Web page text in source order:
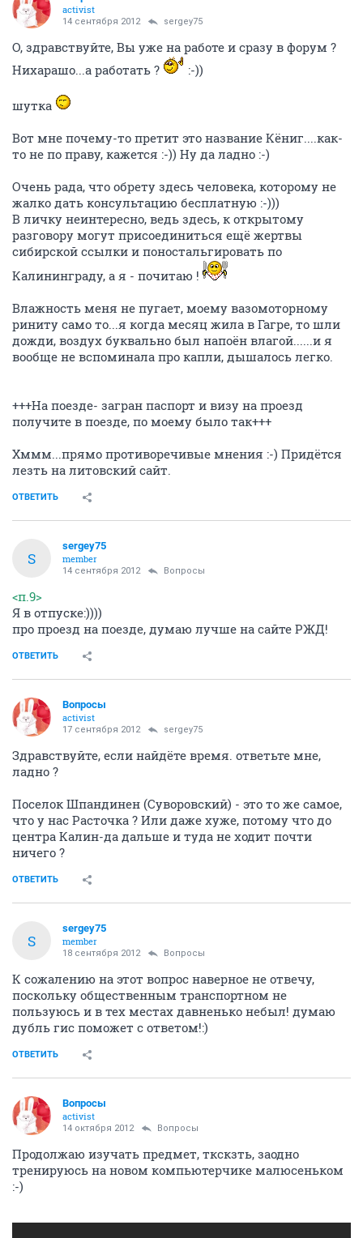
activist
14 сентября 2012 sergey75
О, здравствуйте, Вы уже на работе и сразу в форум ?
Нихарашо...а работать ?
:-))
шутка
Вот мне почему-то претит это название Кёниг....как-
то не по праву, кажется :-)) Ну да ладно :-)
Очень рада, что обрету здесь человека, которому не
жалко дать консультацию бесплатную :-)))
В личку неинтересно, ведь здесь, к открытому
разговору могут присоединиться ещё жертвы
сибирской ссылки и поностальгировать по
Калининграду, а я - почитаю !
Влажность меня не пугает, моему вазомоторному
риниту само то...я когда месяц жила в Гагре, то шли
дожди, воздух буквально был напоён влагой......и я
вообще не вспоминала про капли, дышалось легко.
+++На поезде- загран паспорт и визу на проезд
получите в поезде, по моему было так+++
Хммм...прямо противоречивые мнения :-) Придётся
лезть на литовский сайт.
ОТВЕТИТЬ
S
sergey75
member
14 сентября 2012 Вопросы
<п.9>
Я в отпуске:))))
про проезд на поезде, думаю лучше на сайте РЖД!
ОТВЕТИТЬ
Вопросы
activist
17 сентября 2012 sergey75
Здравствуйте, если найдёте время. ответьте мне,
ладно ?
Поселок Шпандинен (Суворовский) - это то же самое,
что у нас Расточка ? Или даже хуже, потому что до
центра Калин-да дальше и туда не ходит почти
ничего ?
ОТВЕТИТЬ
S
sergey75
member
18 сентября 2012 Вопросы
К сожалению на этот вопрос наверное не отвечу,
поскольку общественным транспортном не
пользуюсь и в тех местах давненько небыл! думаю
дубль гис поможет с ответом!:)
ОТВЕТИТЬ
Вопросы
activist
14 октября 2012 Вопросы
Продолжаю изучать предмет, ткскзть, заодно
тренируюсь на новом компьютерчике малюсеньком
:-)